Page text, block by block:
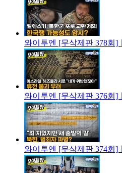
와이투엔 [무삭제판 378회]
와이투엔 [무삭제판 376회]
와이투엔 [무삭제판 374회]